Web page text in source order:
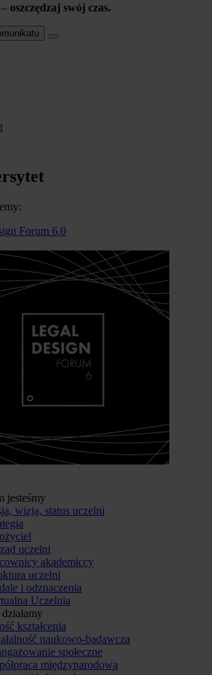
oszczędzaj swój czas.
Forum 6.0
jesteśmy
wizja, status uczelni
uczelni
akademiccy
uczelni
i odznaczenia
Uczelnia
kształcenia
naukowo-badawcza
społeczne
międzynarodowa